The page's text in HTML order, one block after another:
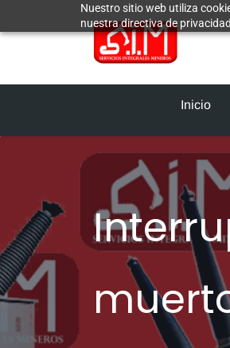
Nuestro sitio web utiliza
nuestra directiva de
Inicio